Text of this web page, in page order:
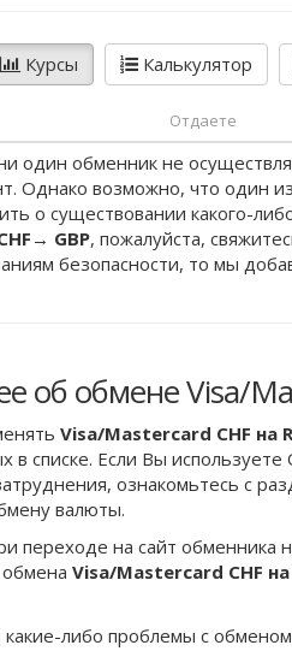
Курсы Калькулятор
Отдаете
один обменник не
Однако возможно, что один
о существовании какого-
→ GBP, пожалуйста,
безопасности, то мы
об обмене Visa/
Visa/Mastercard CHF на
в списке. Если Вы
ознакомьтесь с
валюты.
переходе на сайт обменника
Visa/Mastercard CHF
какие-либо проблемы с